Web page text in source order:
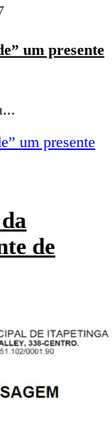
um presente
de